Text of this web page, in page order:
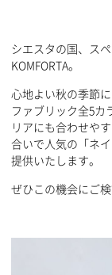
シエスタの国、ス
KOMFORTA。
心地よい秋の季節
ファブリック全5カ
リアにも合わせや
合いで人気の「ネ
提供いたします。
ぜひこの機会にご検